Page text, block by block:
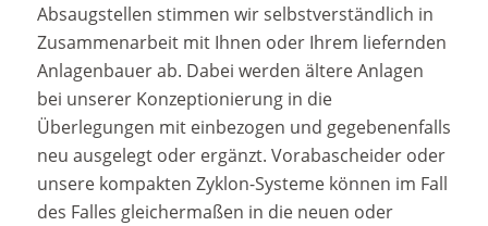
Absaugstellen stimmen wir selbstverständlich in
Zusammenarbeit mit Ihnen oder Ihrem liefernden
Anlagenbauer ab. Dabei werden ältere Anlagen
bei unserer Konzeptionierung in die
Überlegungen mit einbezogen und gegebenenfalls
neu ausgelegt oder ergänzt. Vorabascheider oder
unsere kompakten Zyklon-Systeme können im Fall
des Falles gleichermaßen in die neuen oder